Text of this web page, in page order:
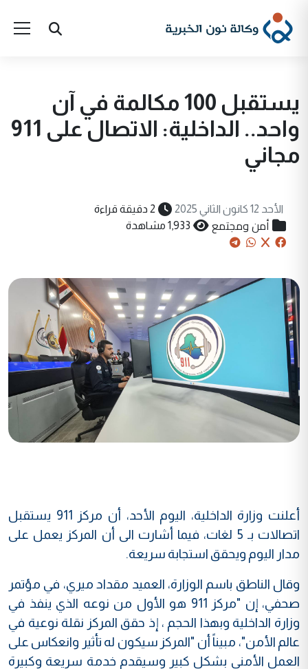
يستقبل 100 مكالمة في آن
واحد.. الداخلية: الاتصال على 911
مجاني
الأحد 12 كانون الثاني 2025 2 دقيقة قراءة
أمن ومجتمع 1,933 مشاهدة
أعلنت وزارة الداخلية، اليوم الأحد، أن مركز 911 يستقبل
اتصالات بـ 5 لغات، فيما أشارت الى أن المركز يعمل على
مدار اليوم ويحقق استجابة سريعة.
وقال الناطق باسم الوزارة، العميد مقداد ميري، في مؤتمر
صحفي، إن "مركز 911 هو الأول من نوعه الذي ينفذ في
وزارة الداخلية وبهذا الحجم ، إذ حقق المركز نقلة نوعية في
عالم الأمن"، مبيناً أن "المركز سيكون له تأثير وانعكاس على
العمل الأمني بشكل كبير وسيقدم خدمة سريعة وكبيرة